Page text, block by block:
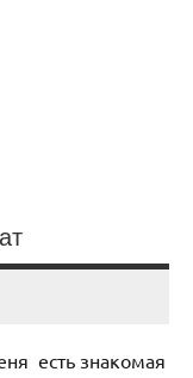
есть знакомая